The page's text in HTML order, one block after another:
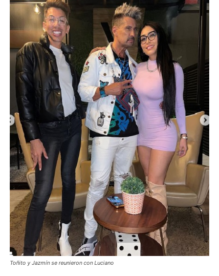
Toñito y Jazmín se reunieron con Luciano